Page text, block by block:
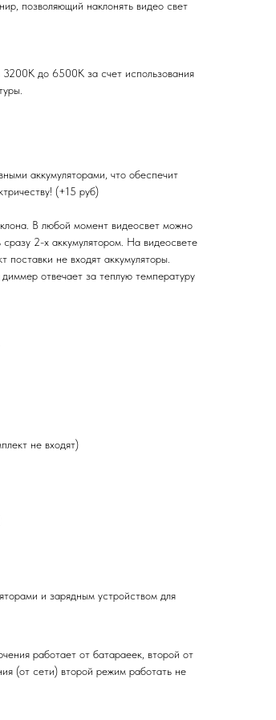
позволяющий наклонять видео свет
3200К до 6500К за счет использования
аккумуляторами, что обеспечит
(+15 руб)
В любой момент видеосвет можно
2-х аккумулятором. На видеосвете
поставки не входят аккумуляторы.
отвечает за теплую температуру
не входят)
и зарядным устройством для
работает от батараеек, второй от
(от сети) второй режим работать не